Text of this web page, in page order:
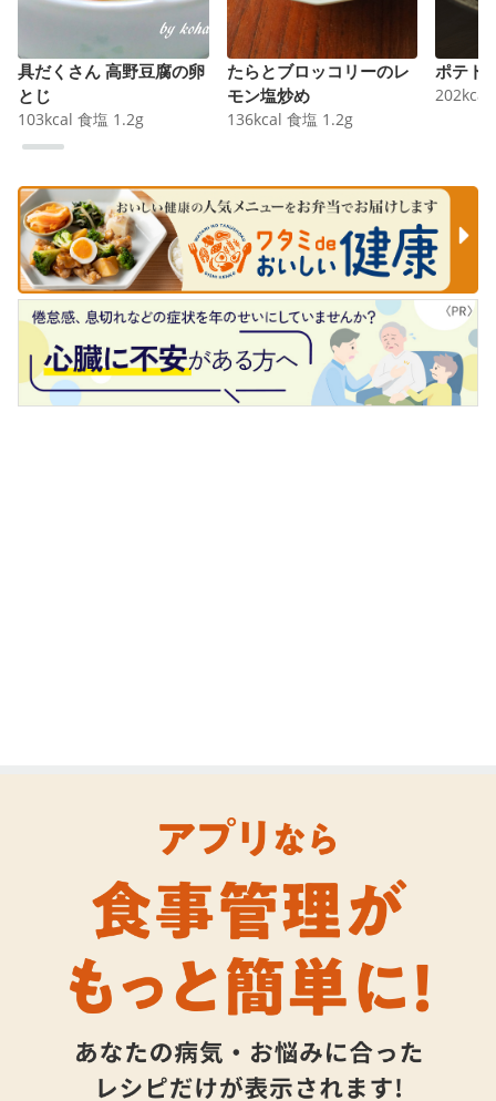
具だくさん 高野豆腐の卵
とじ
103kcal 食塩 1.2g
たらとブロッコリーのレ
モン塩炒め
136kcal 食塩 1.2g
ポテト
202kcal